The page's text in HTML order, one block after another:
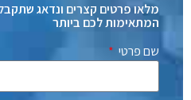
מלאו פרטים קצרים ונדאג
המתאימות לכם ביותר
שם פרטי